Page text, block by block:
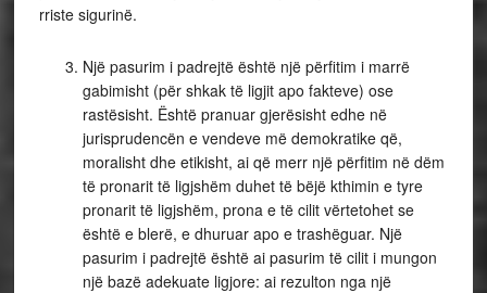
rriste sigurinë.
Një pasurim i padrejtë është një përfitim i marrë
gabimisht (për shkak të ligjit apo fakteve) ose
rastësisht. Është pranuar gjerësisht edhe në
jurisprudencën e vendeve më demokratike që,
moralisht dhe etikisht, ai që merr një përfitim në dëm
të pronarit të ligjshëm duhet të bëjë kthimin e tyre
pronarit të ligjshëm, prona e të cilit vërtetohet se
është e blerë, e dhuruar apo e trashëguar. Një
pasurim i padrejtë është ai pasurim të cilit i mungon
një bazë adekuate ligjore: ai rezulton nga një